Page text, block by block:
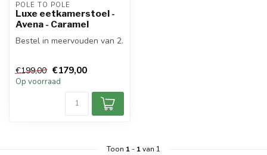
POLE TO POLE
Luxe eetkamerstoel -
Avena - Caramel
Bestel in meervouden van 2.
€199,00 €179,00
Op voorraad
Toon 1- 1van 1